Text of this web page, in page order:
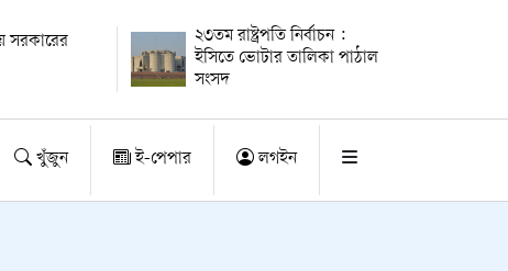
সরকারের
২৩তম রাষ্ট্রপতি নির্বাচন :
ইসিতে ভোটার তালিকা পাঠাল
সংসদ
খুঁজুন ই-পেপার লগইন